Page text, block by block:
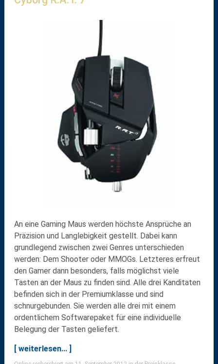
An eine Gaming Maus werden höchste Ansprüche an
Präzision und Langlebigkeit gestellt. Dabei kann
grundlegend zwischen zwei Genres unterschieden
werden: Dem Shooter oder MMOGs. Letzteres erfreut
den Gamer dann besonders, falls möglichst viele
Tasten an der Maus zu finden sind. Alle drei Kanditaten
befinden sich in der Premiumklasse und sind
schnurgebunden. Sie werden alle drei mit einem
ordentlichem Softwarepaket für eine individuelle
Belegung der Tasten geliefert.
[ weiterlesen... ]